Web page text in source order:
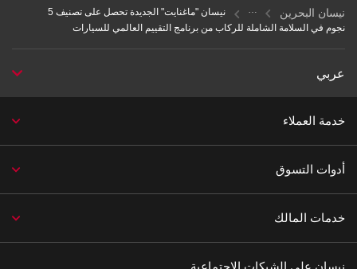
نيسان البحرين
نيسان "ماغنايت" الجديدة تحصل على تصنيف 5
نجوم في السلامة الشاملة للركاب من برنامج التقييم العالمي للسيارات
عربي
G
E
خدمة العملاء
G
E
أدوات التسوق
G
خدمات المالك